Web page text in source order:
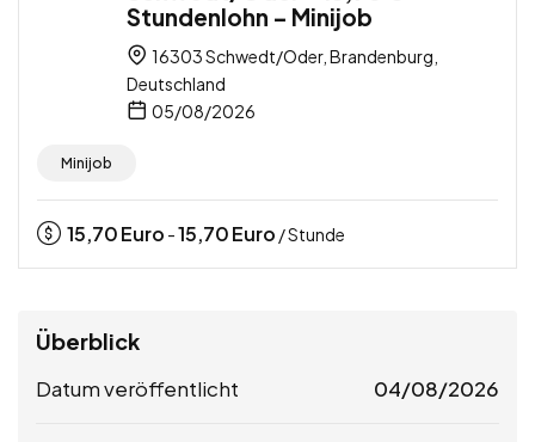
Stundenlohn – Minijob
16303 Schwedt/Oder, Brandenburg,
Deutschland
05/08/2026
Minijob
15,70Euro -15,70Euro / Stunde
Überblick
Datum veröffentlicht 04/08/2026